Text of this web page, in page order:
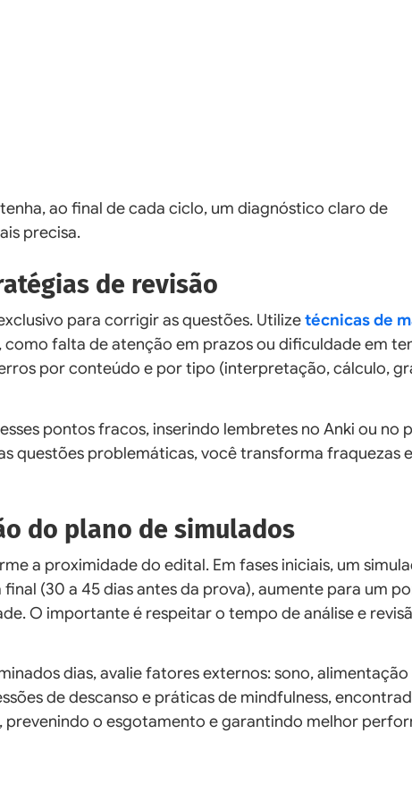
ao final de cada ciclo, um diagnóstico claro de
precisa.
de revisão
para corrigir as questões. Utilizetécnicas de
falta de atenção em prazos ou dificuldade em
por conteúdo e por tipo (interpretação, cálculo,
pontos fracos, inserindo lembretes no Anki ou no
questões problemáticas, você transforma fraquezas
do plano de simulados
a proximidade do edital. Em fases iniciais, um
(30 a 45 dias antes da prova), aumente para um
O importante é respeitar o tempo de análise e
dias, avalie fatores externos: sono, alimentação
de descanso e práticas de mindfulness,
, prevenindo o esgotamento e garantindo melhor